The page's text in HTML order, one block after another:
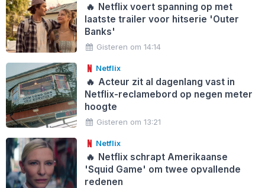
🔥 Netflix voert spanning op met
laatste trailer voor hitserie 'Outer
Banks'
Gisteren om 14:14
Netflix
🔥 Acteur zit al dagenlang vast in
Netflix-reclamebord op negen meter
hoogte
Gisteren om 13:21
Netflix
🔥 Netflix schrapt Amerikaanse
'Squid Game' om twee opvallende
redenen